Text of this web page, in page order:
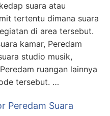
suara atau
tertentu dimana suara
di area tersebut.
kamar, Peredam
studio musik,
ruangan lainnya
tersebut. …
Peredam Suara